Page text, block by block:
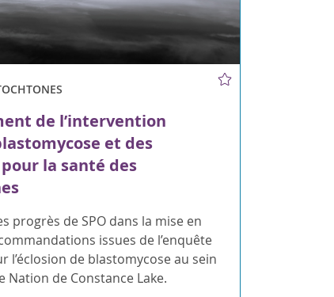
de l’intervention
et des
la santé des
progrès de SPO dans la mise en
issues de l’enquête
l’éclosion de blastomycose au sein
Nation de Constance Lake.